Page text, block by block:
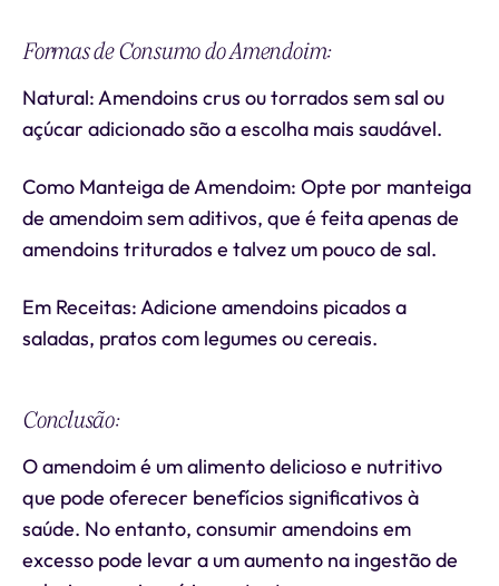
Formas de Consumo do Amendoim:
Natural: Amendoins crus ou torrados sem sal ou
açúcar adicionado são a escolha mais saudável.
Como Manteiga de Amendoim: Opte por manteiga
de amendoim sem aditivos, que é feita apenas de
amendoins triturados e talvez um pouco de sal.
Em Receitas: Adicione amendoins picados a
saladas, pratos com legumes ou cereais.
Conclusão:
O amendoim é um alimento delicioso e nutritivo
que pode oferecer benefícios significativos à
saúde. No entanto, consumir amendoins em
excesso pode levar a um aumento na ingestão de